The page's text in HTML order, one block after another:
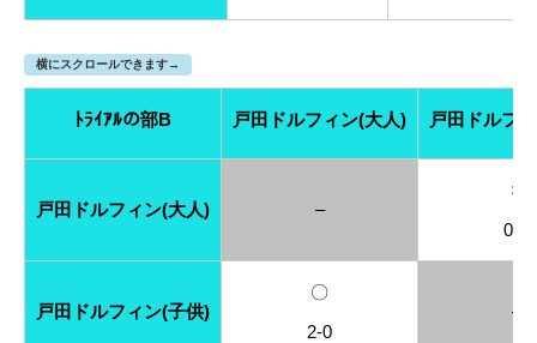
横にスクロールできます→
ﾄﾗｲｱﾙの部B 戸田ドルフィン(大人) 戸田ドルフ
戸田ドルフィン(大人) –
×
0-2
戸田ドルフィン(子供)
〇
2-0
–